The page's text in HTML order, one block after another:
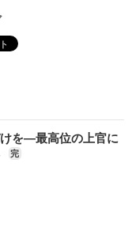
を―最高位の上官に
完